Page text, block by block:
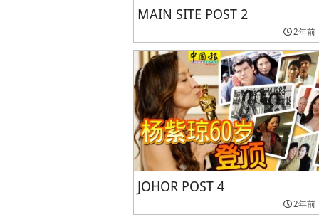
MAIN SITE POST 2
2年前
JOHOR POST 4
2年前